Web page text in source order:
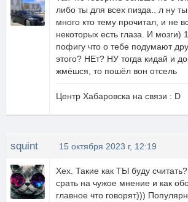
либо ты для всех пизда.. л ну
много кто тему прочитал, и не
некоторых есть глаза. И мозги)
пофигу что о тебе подумают
этого? НЕт? НУ тогда кидай и
жмёшся, то пошёл вон отсель
Центр Хабаровска на связи : D
squint 15 октября 2023 г, 12:19
Хех. Такие как ТЫ буду
срать на чужое мнение и как
главное что говорят)))